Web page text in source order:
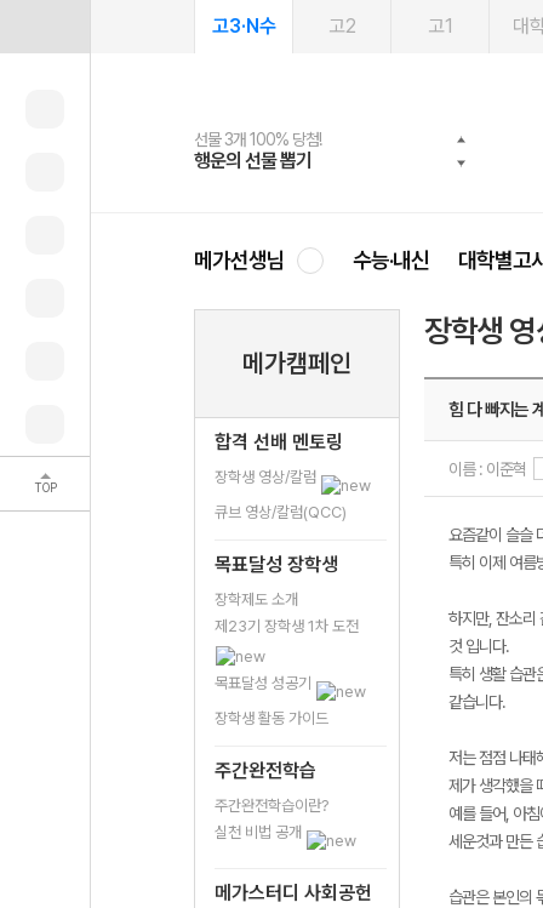
TOP
고3·N수 고2 고1 대
선물 3개 100% 당첨!
행운의 선물 뽑기
선물 100% 증정!
메가스터디 X 올리브
여름방학 스터디 캐시백
메가런 썸머스쿨
2027 러셀 단과
강사 공개선발
스마트러닝앱
설문 EVENT
메가패스
3일 무료 체험권
메가패스 수강생 무료혜택!
메가클럽 멤버십
사회공헌 캠페인
희망이룸 메가나눔
메가선생님 수능·내신 대학별고
메가캠페인
합격 선배 멘토링
장학생 영상/칼럼
큐브 영상/칼럼(QCC)
목표달성 장학생
장학제도 소개
제23기 장학생 1차 도전
목표달성 성공기
장학생 활동 가이드
주간완전학습
주간완전학습이란?
실천 비법 공개
메가스터디 사회공헌
장학생
힘 다 빠지는
이름 : 이준혁
요즘같이 슬슬
특히 이제 여름
하지만, 잔소리
것 입니다.
특히 생활 습관
같습니다.
저는 점점 나태
제가 생각했을
예를 들어, 아
세운것과 만든
습관은 본인의